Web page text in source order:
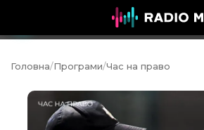
Ефір Radio M
Головна/Програми/Час на право